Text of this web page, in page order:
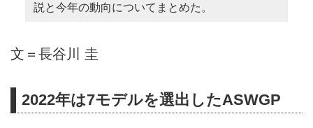
説と今年の動向についてまとめた。
文＝長谷川 圭
2022年は7モデルを選出したASWGP